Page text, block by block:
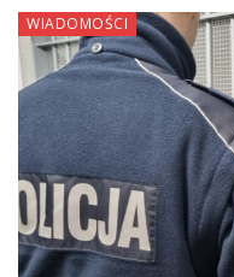
WIADOMOŚCI